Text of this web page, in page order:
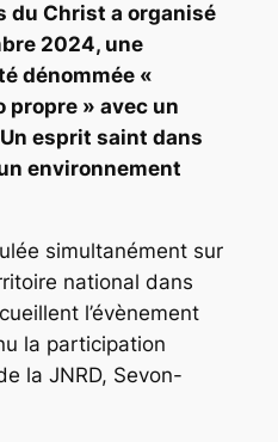
du Christ a organisé
2024, une
dénommée «
propre » avec un
esprit saint dans
environnement
simultanément sur
national dans
l’évènement
la participation
la JNRD, Sevon-